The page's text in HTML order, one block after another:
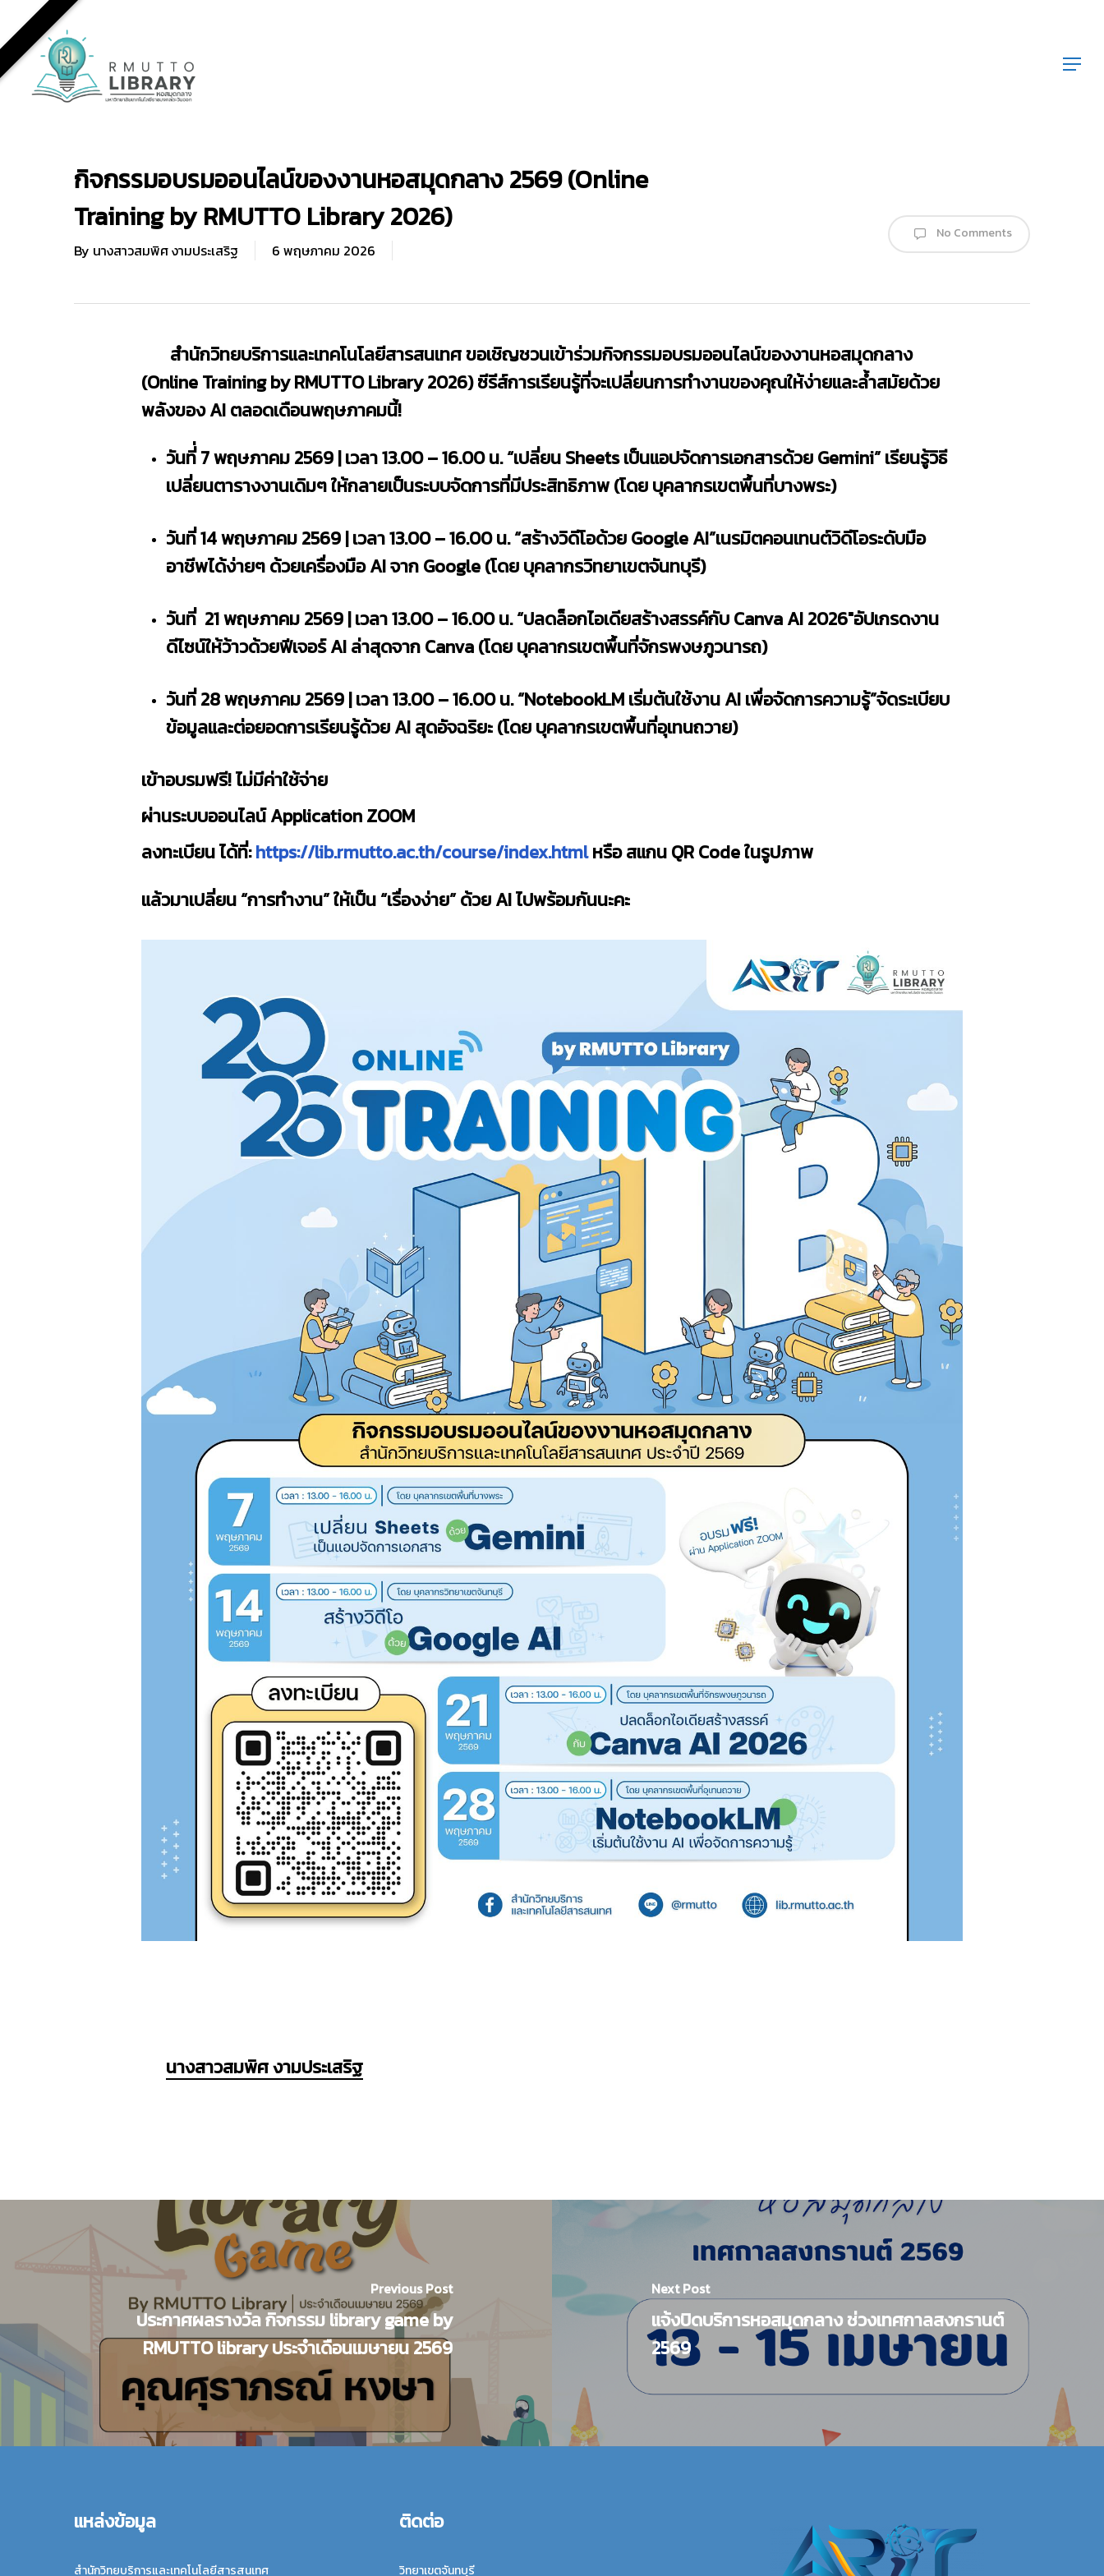
main
content
Menu
กิจกรรมอบรมออนไลน์ของงานหอสมุดกลาง 2569 (Online
Training by RMUTTO Library 2026)
By นางสาวสมพิศ งามประเสริฐ 6 พฤษภาคม 2026
No Comments
สำนักวิทยบริการและเทคโนโลยีสารสนเทศ ขอเชิญชวนเข้าร่วมกิจกรรมอบรมออนไลน์ของงานหอสมุดกลาง
(Online Training by RMUTTO Library 2026) ซีรีส์การเรียนรู้ที่จะเปลี่ยนการทำงานของคุณให้ง่ายและล้ำสมัยด้วย
พลังของ AI ตลอดเดือนพฤษภาคมนี้!
วันที่่ 7 พฤษภาคม 2569 | เวลา 13.00 – 16.00 น.“เปลี่ยน Sheets เป็นแอปจัดการเอกสารด้วย Gemini”เรียนรู้วิธี
เปลี่ยนตารางงานเดิมๆ ให้กลายเป็นระบบจัดการที่มีประสิทธิภาพ (โดย บุคลากรเขตพื้นที่บางพระ)
วันที่ 14 พฤษภาคม 2569 | เวลา 13.00 – 16.00 น. “สร้างวิดีโอด้วย Google AI”เนรมิตคอนเทนต์วิดีโอระดับมือ
อาชีพได้ง่ายๆ ด้วยเครื่องมือ AI จาก Google (โดย บุคลากรวิทยาเขตจันทบุรี)
วันที่ 21 พฤษภาคม 2569 | เวลา 13.00 – 16.00 น. “ปลดล็อกไอเดียสร้างสรรค์กับ Canva AI 2026″อัปเกรดงาน
ดีไซน์ให้ว้าวด้วยฟีเจอร์ AI ล่าสุดจาก Canva (โดย บุคลากรเขตพื้นที่จักรพงษภูวนารถ)
วันที่28 พฤษภาคม 2569 | เวลา 13.00 – 16.00 น. “NotebookLM เริ่มต้นใช้งาน AI เพื่อจัดการความรู้”จัดระเบียบ
ข้อมูลและต่อยอดการเรียนรู้ด้วย AI สุดอัจฉริยะ (โดย บุคลากรเขตพื้นที่อุเทนถวาย)
เข้าอบรมฟรี! ไม่มีค่าใช้จ่าย
ผ่านระบบออนไลน์ Application ZOOM
ลงทะเบียน ได้ที่:https://lib.rmutto.ac.th/course/index.htmlหรือ สแกน QR Code ในรูปภาพ
แล้วมาเปลี่ยน “การทำงาน” ให้เป็น “เรื่องง่าย” ด้วย AI ไปพร้อมกันนะคะ
นางสาวสมพิศ งามประเสริฐ
Previous Post
ประกาศผลรางวัล กิจกรรม library game by
RMUTTO library ประจำเดือนเมษายน 2569
Next Post
แจ้งปิดบริการหอสมุดกลาง ช่วงเทศกาลสงกรานต์
2569
แหล่งข้อมูล
สำนักวิทยบริการและเทคโนโลยีสารสนเทศ
ติดต่อ
วิทยาเขตจันทบุรี